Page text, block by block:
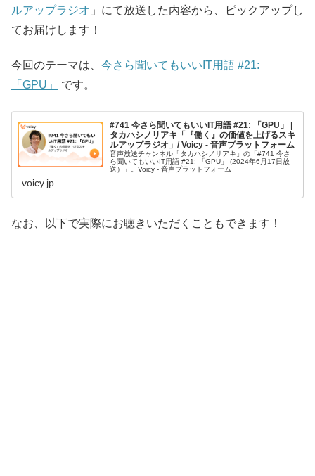
ルアップラジオ 」にて放送した内容から、ピックアップし
てお届けします！
今回のテーマは、 今さら聞いてもいいIT用語 #21:
「GPU」
です。
#741 今さら聞いてもいいIT用語 #21: 「GPU」 |
タカハシノリアキ「『働く』の価値を上げるスキ
ルアップラジオ」/ Voicy - 音声プラットフォーム
音声放送チャンネル「タカハシノリアキ」の「#741 今さ
ら聞いてもいいIT用語 #21: 「GPU」 (2024年6月17日放
送）」。Voicy - 音声プラットフォーム
voicy.jp
なお、以下で実際にお聴きいただくこともできます！